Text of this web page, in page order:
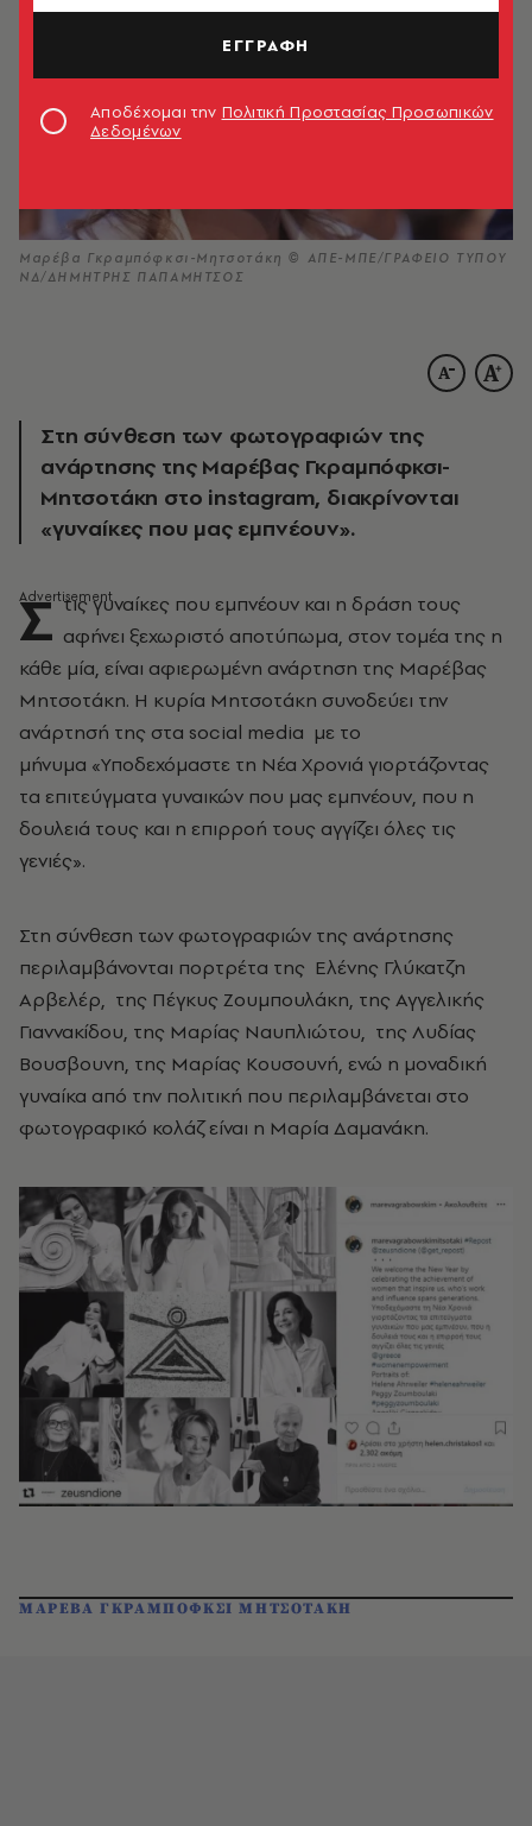
Μαρέβα Γκραμπόφκσι-Μητσοτάκη © ΑΠΕ-ΜΠΕ/ΓΡΑΦΕΙΟ ΤΥΠΟΥ
ΝΔ/ΔΗΜΗΤΡΗΣ ΠΑΠΑΜΗΤΣΟΣ
Στη σύνθεση των φωτογραφιών της
ανάρτησης της Μαρέβας Γκραμπόφκσι-
Μητσοτάκη στο instagram, διακρίνονται
«γυναίκες που μας εμπνέουν».
Σ τις γυναίκες που εμπνέουν και η δράση τους
αφήνει ξεχωριστό αποτύπωμα, στον τομέα της η
κάθε μία, είναι αφιερωμένη ανάρτηση της Μαρέβας
Μητσοτάκη. Η κυρία Μητσοτάκη συνοδεύει την
ανάρτησή της στα social media με το
μήνυμα «Υποδεχόμαστε τη Νέα Χρονιά γιορτάζοντας
τα επιτεύγματα γυναικών που μας εμπνέουν, που η
δουλειά τους και η επιρροή τους αγγίζει όλες τις
γενιές».
Στη σύνθεση των φωτογραφιών της ανάρτησης
περιλαμβάνονται πορτρέτα της Ελένης Γλύκατζη
Αρβελέρ, της Πέγκυς Ζουμπουλάκη, της Αγγελικής
Γιαννακίδου, της Μαρίας Ναυπλιώτου, της Λυδίας
Βουσβουνη, της Μαρίας Κουσουνή, ενώ η μοναδική
γυναίκα από την πολιτική που περιλαμβάνεται στο
φωτογραφικό κολάζ είναι η Μαρία Δαμανάκη.
ΜΑΡΕΒΑ ΓΚΡΑΜΠΟΦΚΣΙ ΜΗΤΣΟΤΑΚΗ
ΕΓΓΡΑΦΗ
Αποδέχομαι την Πολιτική Προστασίας Προσωπικών
Δεδομένων